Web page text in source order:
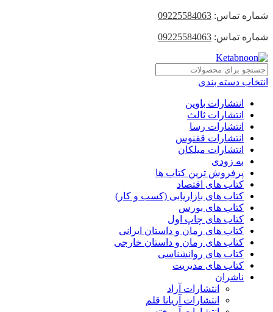
شماره تماس: 09225584063
شماره تماس: 09225584063
انتخاب دسته بندی
انتشارات باوین
انتشارات ثالث
انتشارات رسا
انتشارات ققنوس
انتشارات میلکان
به زودی
پرفروش ترین کتاب ها
کتاب های اقتصاد
کتاب های بازاریابی (کسب و کار)
کتاب های بورس
کتاب های چاپ اول
کتاب های رمان و داستان ایرانی
کتاب های رمان و داستان خارجی
کتاب های روانشناسی
کتاب های مدیریت
ناشران
انتشارات آراد
انتشارات آریانا قلم